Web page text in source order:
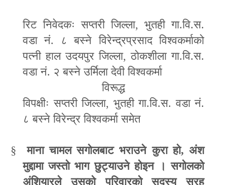
रिट निवेदकः सप्तरी जिल्ला, भुतही गा.वि.स.
वडा नं. ८ बस्ने विरेन्द्रप्रसाद विश्वकर्माको
पत्नी हाल उदयपुर जिल्ला,ठोकशीला गा.वि.स.
वडा नं. २ बस्ने उर्मिला देवी विश्वकर्मा
विरूद्ध
विपक्षीः सप्तरी जिल्ला, भुतही गा.वि.स. वडा नं.
८ बस्ने विरेन्द्र विश्वकर्मा समेत
§ माना चामल सगोलबाट भराउने कुरा हो, अंश
मुद्दामा जस्तो भाग छुट्याउने होइन । सगोलको
अंशियारले उसको परिवारको सदस्य सरह